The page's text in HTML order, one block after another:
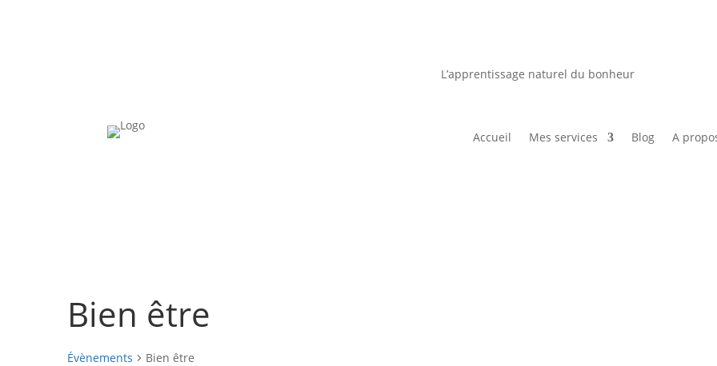
L’apprentissage naturel du bonheur
Accueil Mes services Blog A
Bien être
Évènements Bien être